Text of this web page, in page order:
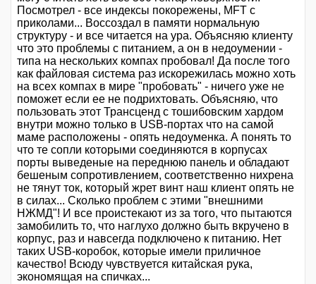
Посмотрел - все индексы покорежены, MFT с
приколами... Воссоздал в памяти нормальную
структуру - и все читается на ура. Объясняю клиенту
что это проблемы с питанием, а он в недоумении -
типа на нескольких компах пробовал! Да после того
как файловая система раз искорежилась можно хоть
на всех компах в мире "пробовать" - ничего уже не
поможет если ее не подрихтовать. Объясняю, что
пользовать этот Трансценд с тошибовским хардом
внутри можно только в USB-портах что на самой
маме расположены - опять недоуменка. А понять то
что те сопли которыми соединяются в корпусах
порты выведеные на переднюю панель и обладают
бешеным сопротивлением, соответственно нихрена
не тянут ток, который жрет винт наш клиент опять не
в силах... Сколько проблем с этими "внешними
НЖМД"! И все проистекают из за того, что пытаются
замобилить то, что наглухо должно быть вкручено в
корпус, раз и навсегда подключено к питанию. Нет
таких USB-коробок, которые имели приличное
качество! Всюду чувствуется китайская рука,
экономящая на спичках...